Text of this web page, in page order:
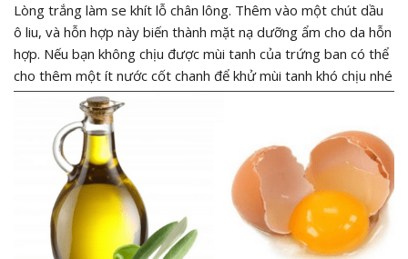
Lòng trắng làm se khít lỗ chân lông. Thêm vào một chút dầu
ô liu, và hỗn hợp này biến thành mặt nạ dưỡng ẩm cho da hỗn
hợp. Nếu bạn không chịu được mùi tanh của trứng ban có thể
cho thêm một ít nước cốt chanh để khử mùi tanh khó chịu nhé